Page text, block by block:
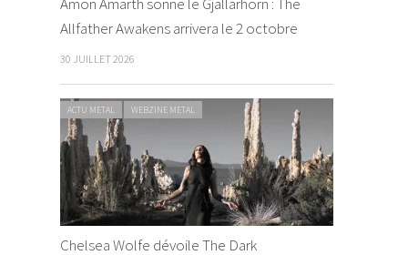
Allfather Awakens arrivera le 2 octobre
30 JUILLET 2026
ACTU METAL WEBZINE METAL
Chelsea Wolfe dévoile The Dark